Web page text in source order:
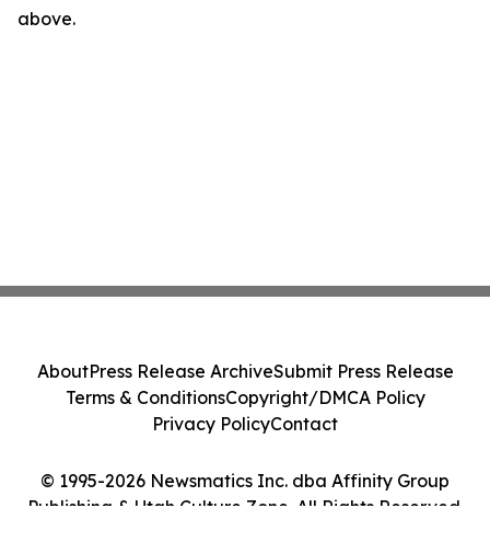
above.
© 1995-2026 Newsmatics Inc. dba Affinity Group
Publishing & Utah Culture Zone. All Rights Reserved.
AboutPress Release ArchiveSubmit Press Release
Terms & ConditionsCopyright/DMCA Policy
Privacy PolicyContact